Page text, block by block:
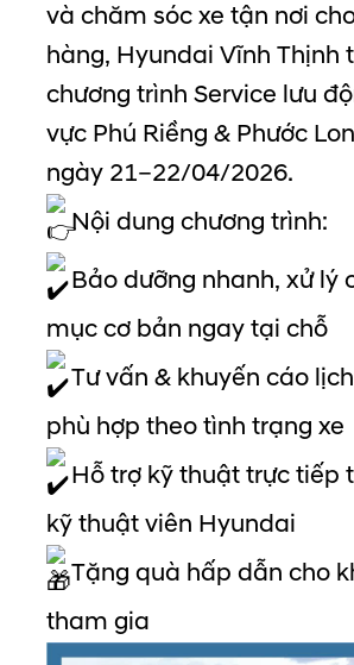
và chăm sóc xe tận nơi
hàng, Hyundai Vĩnh Thịnh
chương trình Service lưu
vực Phú Riềng & Phước
ngày 21–22/04/2026.
Nội dung chương trình:
Bảo dưỡng nhanh, xử lý
mục cơ bản ngay tại chỗ
Tư vấn & khuyến cáo
phù hợp theo tình trạng xe
Hỗ trợ kỹ thuật trực tiếp
kỹ thuật viên Hyundai
Tặng quà hấp dẫn cho
tham gia